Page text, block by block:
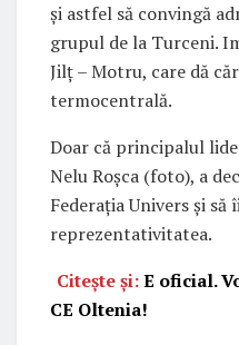
și astfel să convingă
grupul de la Turceni.
Jilț – Motru, care dă
termocentrală.
Doar că principalul
Nelu Roșca (foto), a
Federația Univers și să
reprezentativitatea.
Citește și:E oficial.
CE Oltenia!